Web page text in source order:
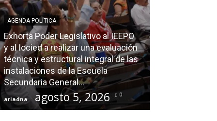
AGENDA POLÍTICA
Exhorta Poder Legislativo al IEEPO
y al Iocied a realizar una evaluación
técnica y estructural integral de las
instalaciones de la Escuela
Secundaria General...
ariadna - agosto 5, 2026 0